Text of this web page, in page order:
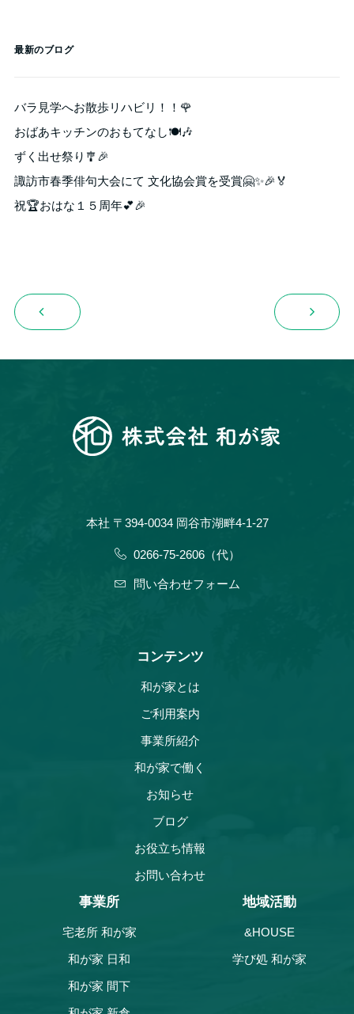
最新のブログ
バラ見学へお散歩リハビリ！！🌹
おばあキッチンのおもてなし🍽️🎶
ずく出せ祭り🎐🎉
諏訪市春季俳句大会にて 文化協会賞を受賞🤗✨🎉🏅
祝🏆おはな１５周年💕🎉
本社 〒394-0034 岡谷市湖畔4-1-27
0266-75-2606（代）
問い合わせフォーム
コンテンツ
和が家とは
ご利用案内
事業所紹介
和が家で働く
お知らせ
ブログ
お役立ち情報
お問い合わせ
事業所
宅老所 和が家
和が家 日和
和が家 間下
地域活動
&HOUSE
学び処 和が家